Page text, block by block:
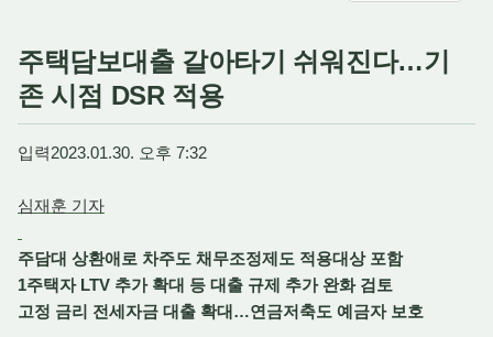
주택담보대출 갈아타기 쉬워진다…기
존 시점 DSR 적용
입력2023.01.30. 오후 7:32
심재훈 기자
주담대 상환애로 차주도 채무조정제도 적용대상 포함
1주택자 LTV 추가 확대 등 대출 규제 추가 완화 검토
고정 금리 전세자금 대출 확대…연금저축도 예금자 보호